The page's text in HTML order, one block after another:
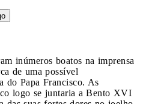
inúmeros boatos na imprensa
de uma possível
do Papa Francisco. As
logo se juntaria a Bento XVI